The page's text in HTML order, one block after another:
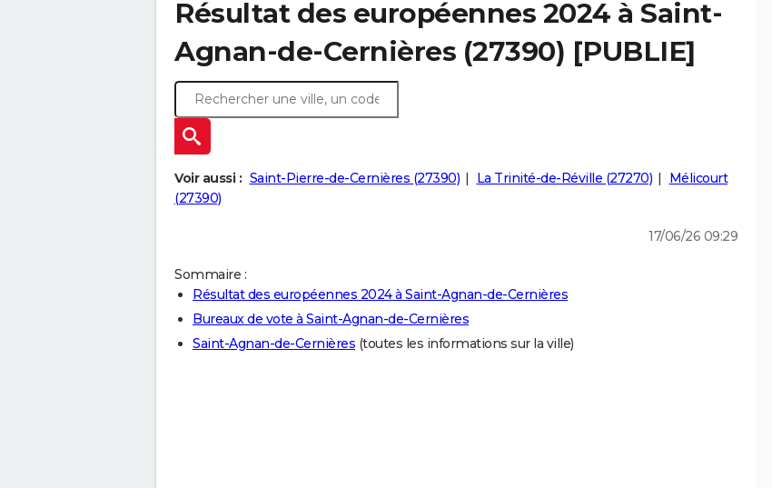
Résultat des européennes 2024 à Saint-
Agnan-de-Cernières (27390) [PUBLIE]
Voir aussi : Saint-Pierre-de-Cernières (27390) La Trinité-de-Réville (27270)
Mélicourt
(27390)
17/06/26 09:29
Sommaire :
Résultat des européennes 2024 à Saint-Agnan-de-Cernières
Bureaux de vote à Saint-Agnan-de-Cernières
Saint-Agnan-de-Cernières (toutes les informations sur la ville)